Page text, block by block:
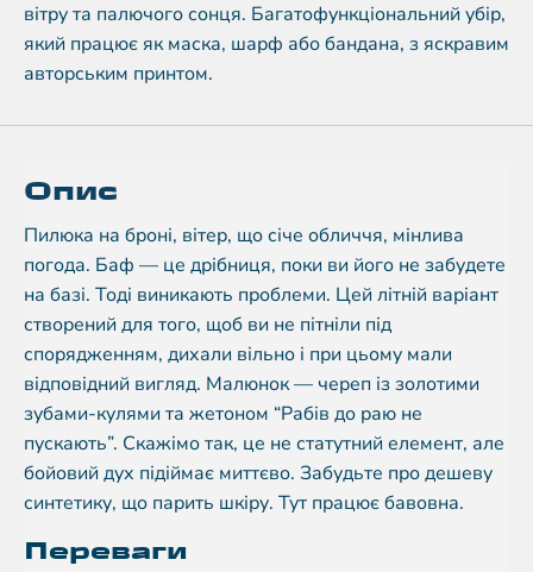
вітру та палючого сонця. Багатофункціональний убір,
який працює як маска, шарф або бандана, з яскравим
авторським принтом.
Опис
Пилюка на броні, вітер, що січе обличчя, мінлива
погода. Баф — це дрібниця, поки ви його не забудете
на базі. Тоді виникають проблеми. Цей літній варіант
створений для того, щоб ви не пітніли під
спорядженням, дихали вільно і при цьому мали
відповідний вигляд. Малюнок — череп із золотими
зубами-кулями та жетоном “Рабів до раю не
пускають”. Скажімо так, це не статутний елемент, але
бойовий дух підіймає миттєво. Забудьте про дешеву
синтетику, що парить шкіру. Тут працює бавовна.
Переваги